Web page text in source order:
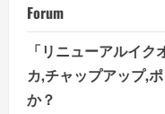
Forum
「リニューアルイ
カ,チャップアップ,
か？